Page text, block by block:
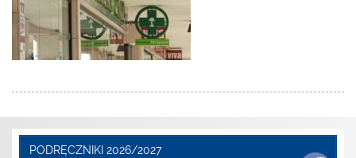
PODRĘCZNIKI 2026/2027